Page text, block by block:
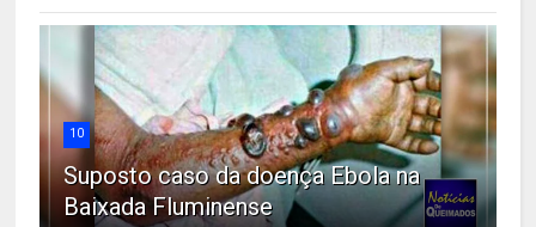
10
Suposto caso da doença Ebola na
Baixada Fluminense